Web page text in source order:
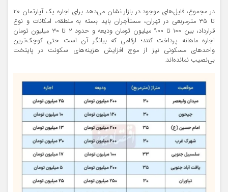
در مجموع، فایل‌های موجود در بازار نشان می‌دهد برای اجاره یک آپارتمان ۲۰
تا ۳۵ مترمربعی در تهران، مستأجران باید بسته به منطقه، امکانات و نوع
قرارداد، بین ۱۰۰ تا ۹۰۰ میلیون تومان ودیعه و حدود ۲ تا ۳۰ میلیون تومان
اجاره ماهانه پرداخت کنند؛ ارقامی که بیانگر آن است حتی کوچک‌ترین
واحدهای مسکونی نیز از موج افزایش هزینه‌های سکونت در پایتخت
بی‌نصیب نمانده‌اند.